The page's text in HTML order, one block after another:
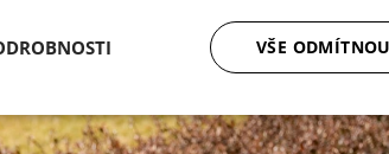
VŠE
soubory Analytika